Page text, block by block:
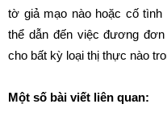
tờ giả mạo nào hoặc cố
thể dẫn đến việc đương
cho bất kỳ loại thị thực nào
Một số bài viết liên quan: